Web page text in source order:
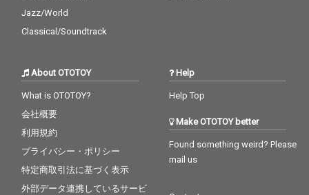
Jazz/World
Classical/Soundtrack
About OTOTOY
What is OTOTOY?
会社概要
利用規約
プライバシー・ポリシー
特定商取引法に基づく表示
外部データ連携しているサービ
Help
Help Top
Make OTOTOY better
Found something weird? Please
mail us